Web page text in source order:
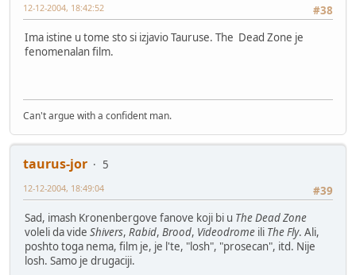
#38
12-12-2004, 18:42:52
Ima istine u tome sto si izjavio Tauruse. The Dead Zone je
fenomenalan film.
Can't argue with a confident man.
taurus-jor
5
#39
12-12-2004, 18:49:04
Sad, imash Kronenbergove fanove koji bi u The Dead Zone
voleli da vide Shivers, Rabid, Brood, Videodrome ili The Fly. Ali,
poshto toga nema, film je, je l'te, "losh", "prosecan", itd. Nije
losh. Samo je drugaciji.